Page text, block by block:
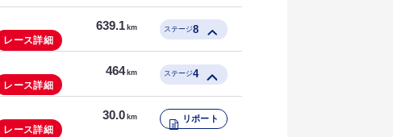
レース詳細
639.1 km ステージ8
104.0 km リポート
107.5 km リポート
レース詳細
464 km ステージ4
104.3 km リポート
レース詳細
30.0 km リポート